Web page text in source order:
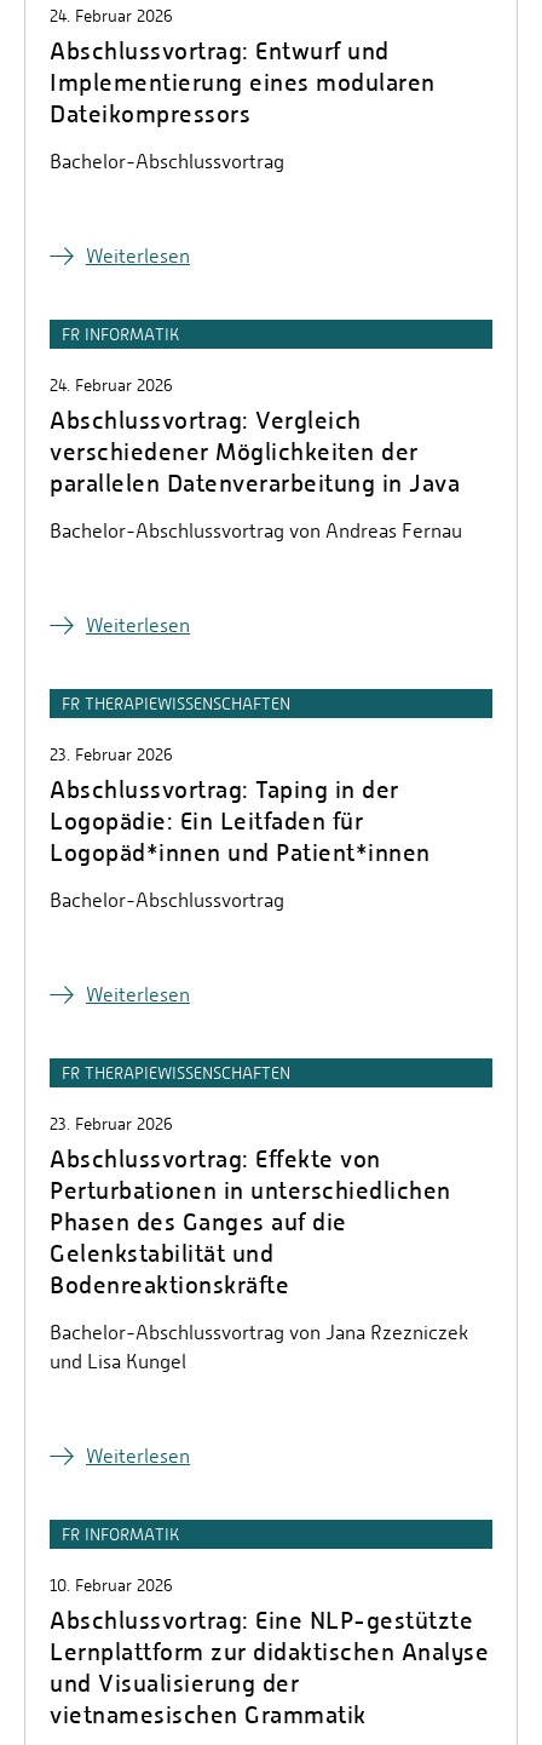
24. Februar 2026
Abschlussvortrag: Entwurf und
Implementierung eines modularen
Dateikompressors
Bachelor-Abschlussvortrag
Weiterlesen
FR INFORMATIK
24. Februar 2026
Abschlussvortrag: Vergleich
verschiedener Möglichkeiten der
parallelen Datenverarbeitung in Java
Bachelor-Abschlussvortrag von Andreas Fernau
Weiterlesen
FR THERAPIEWISSENSCHAFTEN
23. Februar 2026
Abschlussvortrag: Taping in der
Logopädie: Ein Leitfaden für
Logopäd*innen und Patient*innen
Bachelor-Abschlussvortrag
Weiterlesen
FR THERAPIEWISSENSCHAFTEN
23. Februar 2026
Abschlussvortrag: Effekte von
Perturbationen in unterschiedlichen
Phasen des Ganges auf die
Gelenkstabilität und
Bodenreaktionskräfte
Bachelor-Abschlussvortrag von Jana Rzezniczek
und Lisa Kungel
Weiterlesen
FR INFORMATIK
10. Februar 2026
Abschlussvortrag: Eine NLP-gestützte
Lernplattform zur didaktischen Analyse
und Visualisierung der
vietnamesischen Grammatik